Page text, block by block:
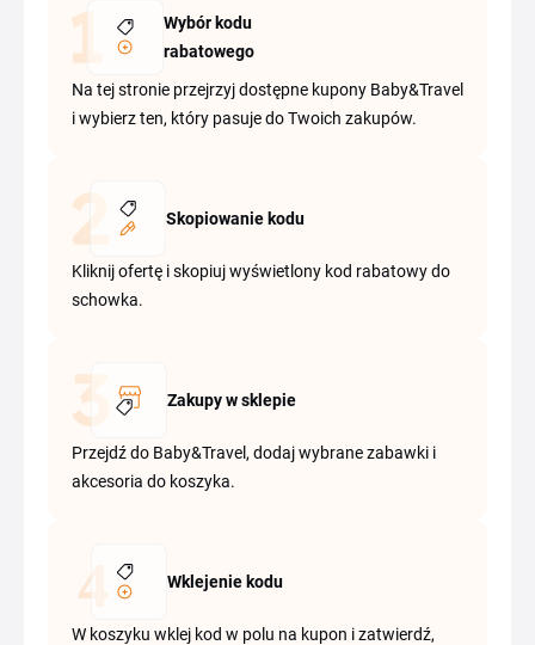
Wybór kodu
rabatowego
Na tej stronie przejrzyj dostępne kupony Baby&Travel
i wybierz ten, który pasuje do Twoich zakupów.
Skopiowanie kodu
Kliknij ofertę i skopiuj wyświetlony kod rabatowy do
schowka.
Zakupy w sklepie
Przejdź do Baby&Travel, dodaj wybrane zabawki i
akcesoria do koszyka.
Wklejenie kodu
W koszyku wklej kod w polu na kupon i zatwierdź,